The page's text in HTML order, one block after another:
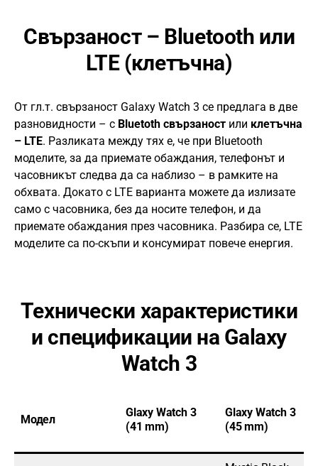
Свързаност – Bluetooth или
LTE (клетъчна)
От гл.т. свързаност Galaxy Watch 3 се предлага в две
разновидности – с Bluetoth свързаност или клетъчна
– LTE. Разликата между тях е, че при Bluetooth
моделите, за да приемате обаждания, телефонът и
часовникът следва да са наблизо – в рамките на
обхвата. Докато с LTE варианта можете да излизате
само с часовника, без да носите телефон, и да
приемате обаждания през часовника. Разбира се, LTE
моделите са по-скъпи и консумират повече енергия.
Технически характеристики
и спецификации на Galaxy
Watch 3
Модел
Glaxy Watch 3
(41 mm)
Glaxy Watch 3
(45 mm)